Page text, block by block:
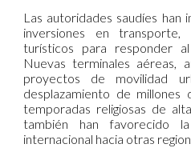
Las autoridades saudíes han
inversiones en transporte,
turísticos para responder
Nuevas terminales aéreas,
proyectos de movilidad
desplazamiento de millones
temporadas religiosas de
también han favorecido
internacional hacia otras